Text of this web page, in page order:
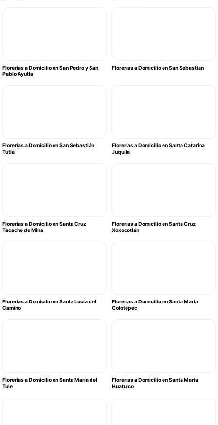
Florerías a Domicilio en San Pedro y San
Pablo Ayutla
Florerías a Domicilio en San Sebastián
Florerías a Domicilio en San Sebastián
Tutla
Florerías a Domicilio en Santa Catarina
Juquila
Florerías a Domicilio en Santa Cruz
Tacache de Mina
Florerías a Domicilio en Santa Cruz
Xoxocotlán
Florerías a Domicilio en Santa Lucía del
Camino
Florerías a Domicilio en Santa María
Colotepec
Florerías a Domicilio en Santa María del
Tule
Florerías a Domicilio en Santa María
Huatulco